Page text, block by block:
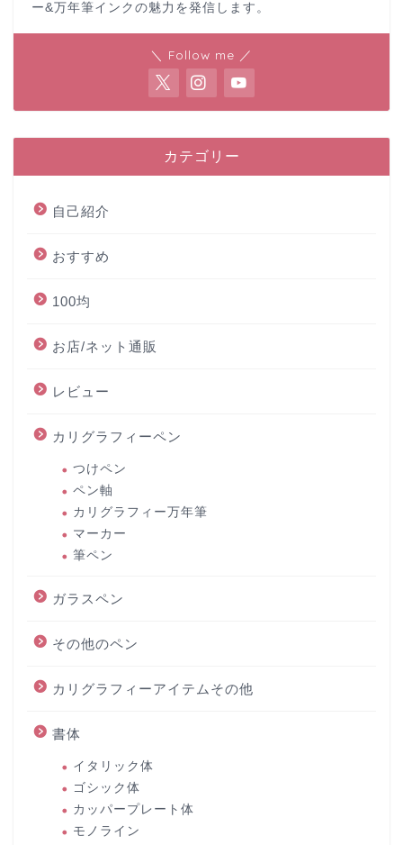
ー&万年筆インクの魅力を発信します。
＼ Follow me ／
カテゴリー
自己紹介
おすすめ
100均
お店/ネット通販
レビュー
カリグラフィーペン
つけペン
ペン軸
カリグラフィー万年筆
マーカー
筆ペン
ガラスペン
その他のペン
カリグラフィーアイテムその他
書体
イタリック体
ゴシック体
カッパープレート体
モノライン